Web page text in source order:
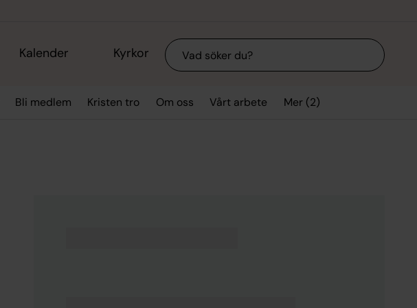
Kalender Kyrkor Sök
Bli medlem Kristen tro Om oss Vårt arbete Mer (2)